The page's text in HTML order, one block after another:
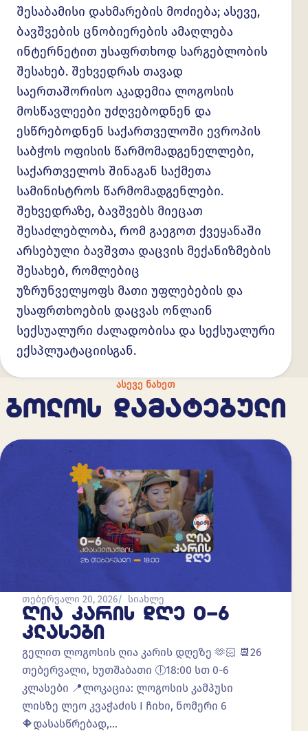
შესაბამისი დახმარების მოძიება; ასევე,
ბავშვების ცნობიერების ამაღლება
ინტერნეტით უსაფრთხოდ სარგებლობის
შესახებ. შეხვედრას თავად
საერთაშორისო აკადემია ლოგოსის
მოსწავლეები უძღვებოდნენ და
ესწრებოდნენ საქართველოში ევროპის
საბჭოს ოფისის წარმომადგენელლები,
საქართველოს შინაგან საქმეთა
სამინისტროს წარმომადგენლები.
შეხვედრაზე, ბავშვებს მიეცათ
შესაძლებლობა, რომ გაეგოთ ქვეყანაში
არსებული ბავშვთა დაცვის მექანიზმების
შესახებ, რომლებიც
უზრუნველყოფს მათი უფლებების და
უსაფრთხოების დაცვას ონლაინ
სექსუალური ძალადობისა და სექსუალური
ექსპლუატაციისგან.
ᲐᲡᲔᲕᲔ ᲜᲐᲮᲔᲗ
ᲑᲝᲚᲝᲡ ᲓᲐᲛᲐᲢᲔᲑᲣᲚᲘ
თებერვალი 20, 2026 სიახლე
ᲦᲘᲐ ᲙᲐᲠᲘᲡ ᲓᲦᲔ 0-6
ᲙᲚᲐᲡᲔᲑᲘ
გელით ლოგოსის ღია კარის დღეზე 🫶🏻 📆26
თებერვალი, ხუთშაბათი 🕕18:00 სთ 0-6
კლასები 📍ლოკაცია: ლოგოსის კამპუსი
ლისზე ლეო კვაჭაძის I ჩიხი, ნომერი 6
🔶დასასწრებად,…